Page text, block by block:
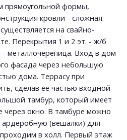
прямоугольной формы,
кровли - сложная.
на свайно-
Перекрытия 1 и 2 эт. - ж/б
металлочерепица. Вход в дом
фасада через небольшую
дома. Террасу при
сделав её частью входной
тамбур, который имеет
через окно. В тамбуре можно
(вешалки) для
в холл. Первый этаж